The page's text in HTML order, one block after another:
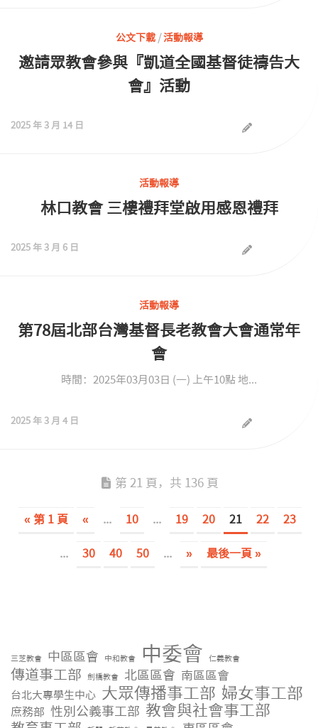
公文下載/活動報導
邀請眾教會參與『凱道全國基督徒禱告大
會』活動
2025 年 3 月 14 日
活動報導
林口教會 三樓禮拜堂啟用感恩禮拜
2025 年 3 月 6 日
活動報導
第78屆北部台灣基督長老教會大會通常年
會
時間：2025年03月03日 (一) 上午10點 地...
2025 年 3 月 4 日
第 21 頁，共 136 頁
« 第 1 頁 « ... 10 ... 19 20 21 22 23
... 30 40 50 ... » 最後一頁 »
三芝教會 中區區會 中和教會 中委會 仁義教會
傳道事工部 劍橋教會 北區區會 南區區會
台北大專學生中心 大眾傳播事工部 婦女事工部
庶務部 性別公義事工部 教會與社會事工部